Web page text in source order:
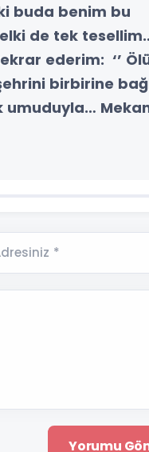
buda benim bu
de tek
ederim: ‘’
birbirine
umuduyla…
*